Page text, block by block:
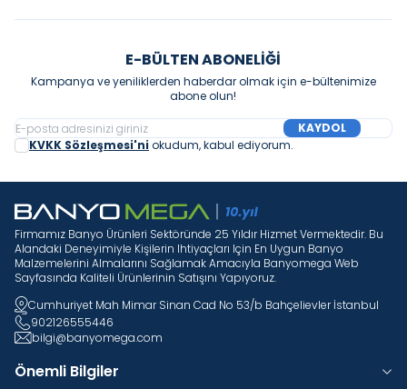
E-BÜLTEN ABONELIĞI
Kampanya ve yeniliklerden haberdar olmak için e-bültenimize
abone olun!
KAYDOL
KVKK Sözleşmesi'ni okudum, kabul ediyorum.
Firmamız Banyo Ürünleri Sektöründe 25 Yıldır Hizmet Vermektedir. Bu
Alandaki Deneyimiyle Kişilerin Ihtiyaçları Için En Uygun Banyo
Malzemelerini Almalarını Sağlamak Amacıyla Banyomega Web
Sayfasında Kaliteli Ürünlerinin Satışını Yapıyoruz.
Cumhuriyet Mah Mimar Sinan Cad No 53/b Bahçelievler İstanbul
902126555446
bilgi@banyomega.com
Önemli Bilgiler